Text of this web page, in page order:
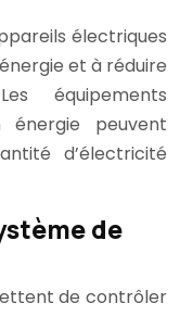
électriques
et à réduire
équipements
énergie peuvent
d’électricité
de
de contrôler